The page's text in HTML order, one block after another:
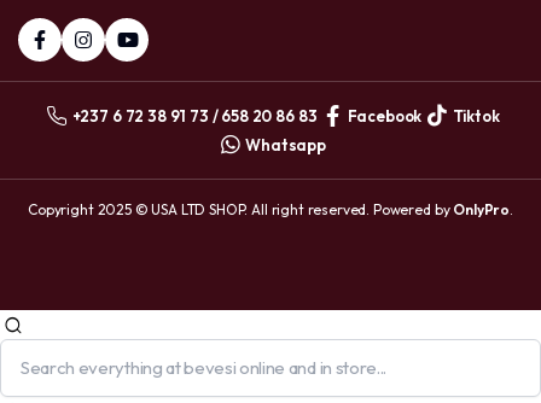
+237 6 72 38 91 73 / 658 20 86 83 Facebook
Tiktok
Whatsapp
Copyright 2025 © USA LTD SHOP. All right reserved. Powered by OnlyPro.